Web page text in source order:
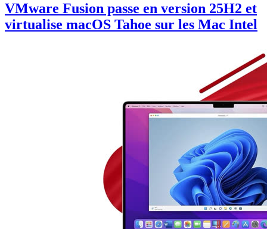
VMware Fusion passe en version 25H2 et
virtualise macOS Tahoe sur les Mac Intel